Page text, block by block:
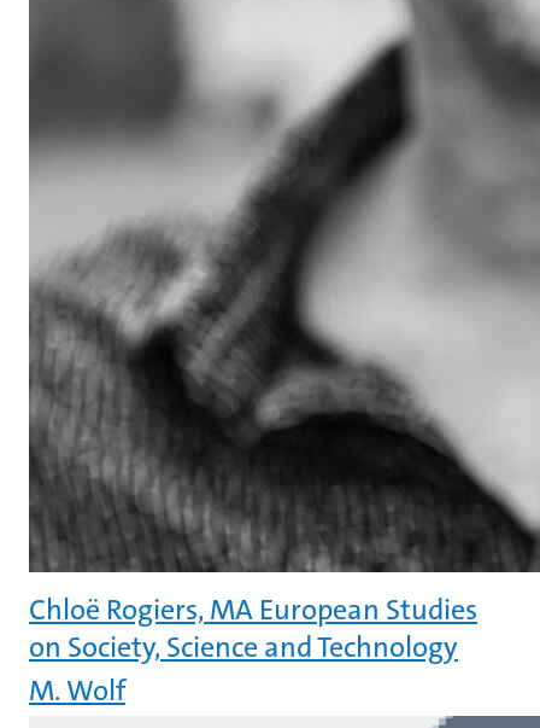
Chloë Rogiers, MA European Studies
on Society, Science and Technology
M. Wolf